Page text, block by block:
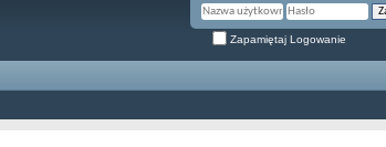
Zapamiętaj Logowanie